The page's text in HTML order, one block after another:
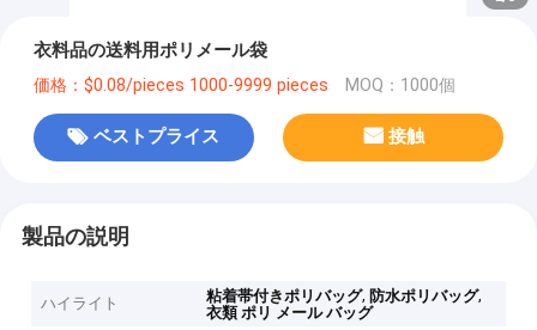
衣料品の送料用ポリメール袋
価格：$0.08/pieces 1000-9999 pieces MOQ：1000個
ベストプライス 接触
製品の説明
ハイライト 粘着帯付きポリバッグ, 防水ポリバッグ,
衣類 ポリ メール バッグ